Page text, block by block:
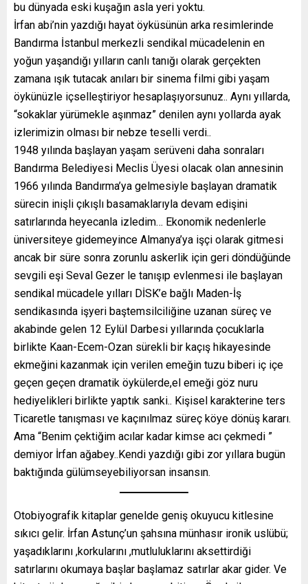
bu dünyada eski kuşağın asla yeri yoktu.
İrfan abi’nin yazdığı hayat öyküsünün arka resimlerinde
Bandırma İstanbul merkezli sendikal mücadelenin en
yoğun yaşandığı yılların canlı tanığı olarak gerçekten
zamana ışık tutacak anıları bir sinema filmi gibi yaşam
öykünüzle içselleştiriyor hesaplaşıyorsunuz.. Aynı yıllarda,
“sokaklar yürümekle aşınmaz” denilen aynı yollarda ayak
izlerimizin olması bir nebze teselli verdi..
1948 yılında başlayan yaşam serüveni daha sonraları
Bandırma Belediyesi Meclis Üyesi olacak olan annesinin
1966 yılında Bandırma’ya gelmesiyle başlayan dramatik
sürecin inişli çıkışlı basamaklarıyla devam edişini
satırlarında heyecanla izledim… Ekonomik nedenlerle
üniversiteye gidemeyince Almanya’ya işçi olarak gitmesi
ancak bir süre sonra zorunlu askerlik için geri döndüğünde
sevgili eşi Seval Gezer le tanışıp evlenmesi ile başlayan
sendikal mücadele yılları DİSK’e bağlı Maden-İş
sendikasında işyeri baştemsilciliğine uzanan süreç ve
akabinde gelen 12 Eylül Darbesi yıllarında çocuklarla
birlikte Kaan-Ecem-Ozan sürekli bir kaçış hikayesinde
ekmeğini kazanmak için verilen emeğin tuzu biberi iç içe
geçen geçen dramatik öykülerde,el emeği göz nuru
hediyelikleri birlikte yaptık sanki.. Kişisel karakterine ters
Ticaretle tanışması ve kaçınılmaz süreç köye dönüş kararı.
Ama “Benim çektiğim acılar kadar kimse acı çekmedi ”
demiyor İrfan ağabey..Kendi yazdığı gibi zor yıllara bugün
baktığında gülümseyebiliyorsan insansın.
Otobiyografik kitaplar genelde geniş okuyucu kitlesine
sıkıcı gelir. İrfan Astunç’un şahsına münhasır ironik uslübü;
yaşadıklarını ,korkularını ,mutluluklarını aksettirdiği
satırlarını okumaya başlar başlamaz satırlar akar gider. Ve